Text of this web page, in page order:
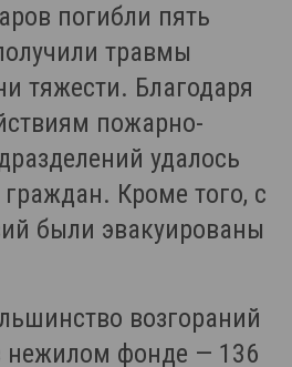
погибли пять
травмы
тяжести. Благодаря
пожарно-
удалось
Кроме того, с
были эвакуированы
возгораний
нежилом фонде — 136